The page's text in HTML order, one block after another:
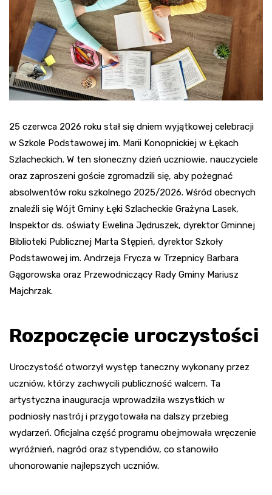
25 czerwca 2026 roku stał się dniem wyjątkowej celebracji
w Szkole Podstawowej im. Marii Konopnickiej w Łękach
Szlacheckich. W ten słoneczny dzień uczniowie, nauczyciele
oraz zaproszeni goście zgromadzili się, aby pożegnać
absolwentów roku szkolnego 2025/2026. Wśród obecnych
znaleźli się Wójt Gminy Łęki Szlacheckie Grażyna Lasek,
Inspektor ds. oświaty Ewelina Jędruszek, dyrektor Gminnej
Biblioteki Publicznej Marta Stępień, dyrektor Szkoły
Podstawowej im. Andrzeja Frycza w Trzepnicy Barbara
Gągorowska oraz Przewodniczący Rady Gminy Mariusz
Majchrzak.
Rozpoczęcie uroczystości
Uroczystość otworzył występ taneczny wykonany przez
uczniów, którzy zachwycili publiczność walcem. Ta
artystyczna inauguracja wprowadziła wszystkich w
podniosły nastrój i przygotowała na dalszy przebieg
wydarzeń. Oficjalna część programu obejmowała wręczenie
wyróżnień, nagród oraz stypendiów, co stanowiło
uhonorowanie najlepszych uczniów.